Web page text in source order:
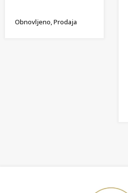
Obnovljeno, Prodaja